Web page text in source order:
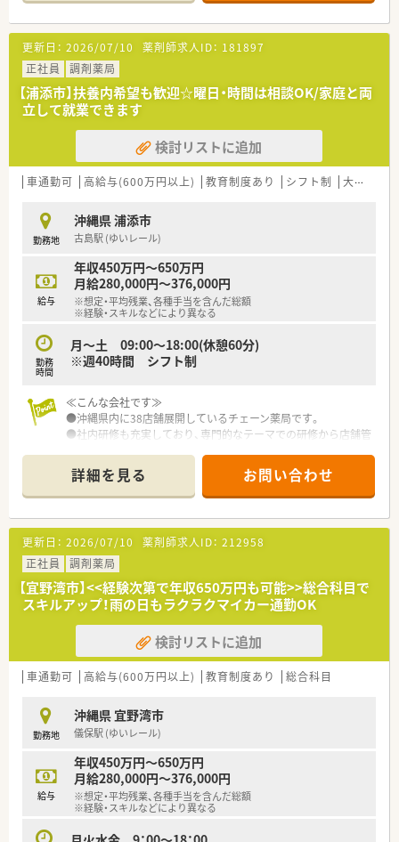
ビスを提供出来るような会社にされています。
■総合病院だけでなく、様々なクリニックの門前に店舗があるた
め、幅広い処方の経験が積めます。
■社内研修も充実しており、専門的なテーマでの研修から店舗管
理の研修など幅広い内容で実施しております。
■育児休業・介護休業・看護休暇の取得実績もあり、長く安定して
就業できる環境づくりに取り組んでいます。
■グループで薬剤師は100名ほどいるため、ヘルプ体制もありお
休みも取得しやすい環境です。
■待合室でお待ちのお客様や患者様へのドリンクのサービスや
さまざまなサポートを行う「フロア・コンシェルジュ」、お薬の
「ドライブスルー」など、“沖縄初”のサービスに積極的に取り組
更新日： 2026/07/10 薬剤師求人ID： 181897
正社員
調剤薬局
【浦添市】扶養内希望も歓迎☆曜日・時間は相談OK/家庭と両
立して就業できます
検討リストに追加
車通勤可 高給与(600万円以上) 教育制度あり シフト制 大手チェーン以外
勤務地
沖縄県 浦添市
古島駅 (ゆいレール)
給与
年収450万円～650万円
月給280,000円～376,000円
※想定・平均残業、各種手当を含んだ総額
※経験・スキルなどにより異なる
勤務
時間
月〜土 09:00～18:00(休憩60分)
※週40時間 シフト制
≪こんな会社です≫
●沖縄県内に38店舗展開しているチェーン薬局です。
●社内研修も充実しており、専門的なテーマでの研修から店舗管
●育児休業・介護休業・看護休暇の取得実績もあり、長く安定して
就業できる環境づくりに取り組んでいます。
詳細を見る お問い合わせ
更新日： 2026/07/10 薬剤師求人ID： 212958
正社員
調剤薬局
【宜野湾市】<<経験次第で年収650万円も可能>>総合科目で
スキルアップ！雨の日もラクラクマイカー通勤OK
検討リストに追加
車通勤可 高給与(600万円以上) 教育制度あり 総合科目
勤務地
沖縄県 宜野湾市
儀保駅 (ゆいレール)
給与
年収450万円～650万円
月給280,000円～376,000円
※想定・平均残業、各種手当を含んだ総額
※経験・スキルなどにより異なる